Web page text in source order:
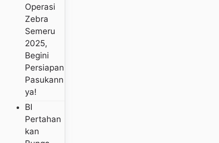
Operasi
Zebra
Semeru
2025,
Begini
Persiapan
Pasukann
Ya!
BI
Pertahan
Kan